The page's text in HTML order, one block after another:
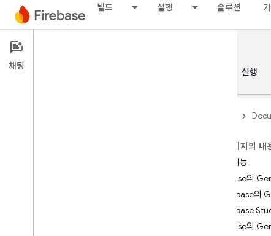
빌드 실행 솔루션
Documentation
개요 실행
이 페이지의 내
주요 기능
Firebase의
Firebase의
Firebase
Firebase의
채팅